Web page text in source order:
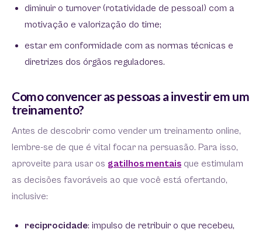
diminuir o turnover (rotatividade de pessoal) com a
motivação e valorização do time;
estar em conformidade com as normas técnicas e
diretrizes dos órgãos reguladores.
Como convencer as pessoas a investir em um
treinamento?
Antes de descobrir como vender um treinamento online,
lembre-se de que é vital focar na persuasão. Para isso,
aproveite para usar os gatilhos mentais que estimulam
as decisões favoráveis ao que você está ofertando,
inclusive:
reciprocidade: impulso de retribuir o que recebeu,